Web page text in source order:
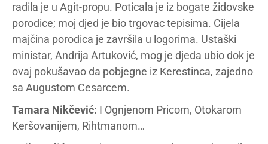
radila je u Agit-propu. Poticala je iz bogate židovske
porodice; moj djed je bio trgovac tepisima. Cijela
majčina porodica je završila u logorima. Ustaški
ministar, Andrija Artuković, mog je djeda ubio dok je
ovaj pokušavao da pobjegne iz Kerestinca, zajedno
sa Augustom Cesarcem.
Tamara Nikčević: I Ognjenom Pricom, Otokarom
Keršovanijem, Rihtmanom…